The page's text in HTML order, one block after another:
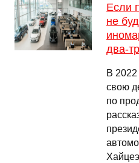
Если
не
два-
В 2022
свою
по